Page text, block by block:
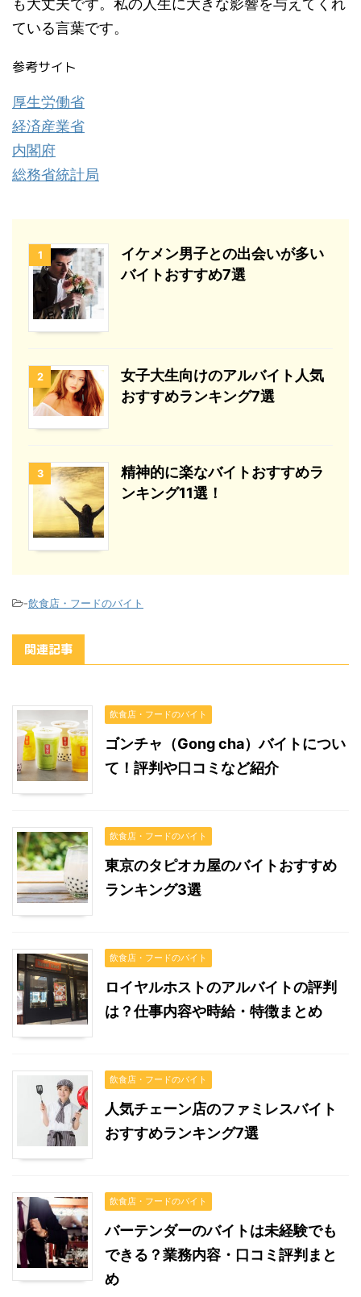
も大丈夫です。私の人生に大きな影響を与えてくれ
ている言葉です。
参考サイト
厚生労働省
経済産業省
内閣府
総務省統計局
1
イケメン男子との出会いが多い
バイトおすすめ7選
2
女子大生向けのアルバイト人気
おすすめランキング7選
3
精神的に楽なバイトおすすめラ
ンキング11選！
-飲食店・フードのバイト
関連記事
飲食店・フードのバイト
ゴンチャ（Gong cha）バイトについ
て！評判や口コミなど紹介
飲食店・フードのバイト
東京のタピオカ屋のバイトおすすめ
ランキング3選
飲食店・フードのバイト
ロイヤルホストのアルバイトの評判
は？仕事内容や時給・特徴まとめ
飲食店・フードのバイト
人気チェーン店のファミレスバイト
おすすめランキング7選
飲食店・フードのバイト
バーテンダーのバイトは未経験でも
できる？業務内容・口コミ評判まと
め